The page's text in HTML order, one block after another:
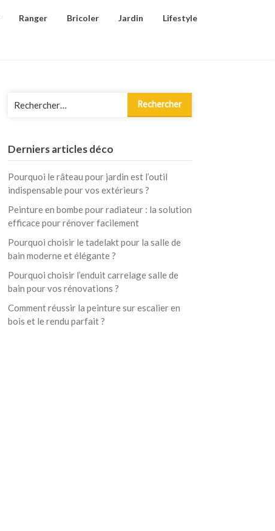
Ranger Bricoler Jardin Lifestyle
Derniers articles déco
Pourquoi le râteau pour jardin est l’outil
indispensable pour vos extérieurs ?
Peinture en bombe pour radiateur : la solution
efficace pour rénover facilement
Pourquoi choisir le tadelakt pour la salle de
bain moderne et élégante ?
Pourquoi choisir l’enduit carrelage salle de
bain pour vos rénovations ?
Comment réussir la peinture sur escalier en
bois et le rendu parfait ?